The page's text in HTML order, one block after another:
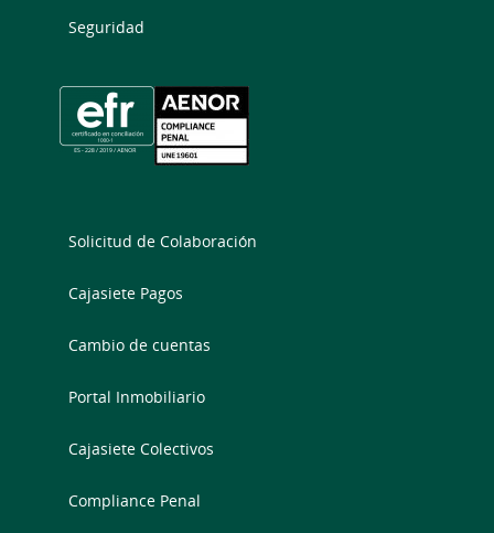
Seguridad
Solicitud de Colaboración
Cajasiete Pagos
Cambio de cuentas
Portal Inmobiliario
Cajasiete Colectivos
Compliance Penal